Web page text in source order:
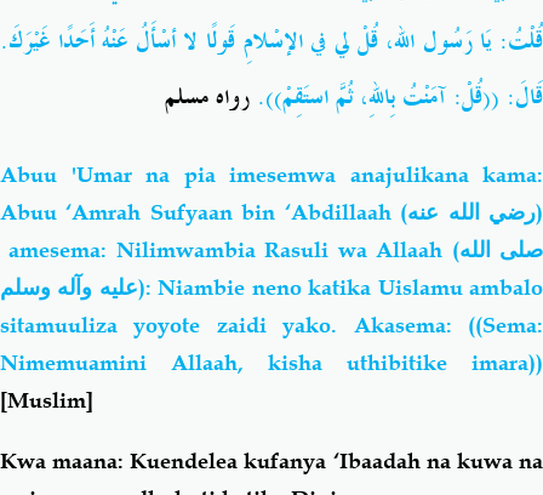
قُلْتُ: يَا رَسُول الله، قُلْ لي في الإسْلامِ قَولًا لا أسْأَلُ عَنْهُ أَحَدًا غَيْرَكَ.
قَالَ: ((قُلْ: آمَنْتُ بِاللهِ، ثُمَّ استَقِمْ)). رواه مسلم
Abuu 'Umar na pia imesemwa anajulikana kama:
Abuu ‘Amrah Sufyaan bin ‘Abdillaah
(رضي الله عنه)
amesema: Nilimwambia Rasuli wa Allaah (صلى الله
عليه وآله وسلم): Niambie neno katika Uislamu ambalo
sitamuuliza yoyote zaidi yako. Akasema: ((Sema:
Nimemuamini Allaah, kisha uthibitike imara))
[Muslim]
Kwa maana: Kuendelea kufanya ‘Ibaadah na kuwa na